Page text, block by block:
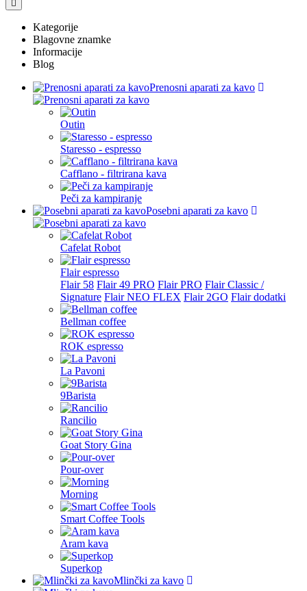
Kategorije
Blagovne znamke
Informacije
Blog
Prenosni aparati za kavo
Outin
Staresso - espresso
Cafflano - filtrirana kava
Peči za kampiranje
Posebni aparati za kavo
Cafelat Robot
Flair espresso
Flair 58 Flair 49 PRO Flair PRO Flair Classic /
Signature Flair NEO FLEX Flair 2GO Flair dodatki
Bellman coffee
ROK espresso
La Pavoni
9Barista
Rancilio
Goat Story Gina
Pour-over
Morning
Smart Coffee Tools
Aram kava
Superkop
Mlinčki za kavo